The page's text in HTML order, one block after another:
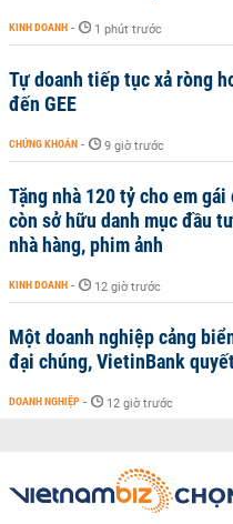
KINH DOANH - 1 phút trước
Tự doanh tiếp tục xả ròng
đến GEE
CHỨNG KHOÁN - 9 giờ trước
Tặng nhà 120 tỷ cho em
còn sở hữu danh mục đầu
nhà hàng, phim ảnh
KINH DOANH - 12 giờ trước
Một doanh nghiệp cảng
đại chúng, VietinBank
DOANH NGHIỆP - 12 giờ trước